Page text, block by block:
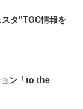
タ"TGC情報を
ン「to the